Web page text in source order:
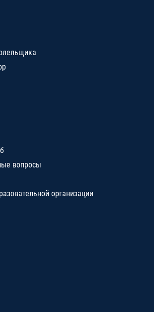
вопросы
организации